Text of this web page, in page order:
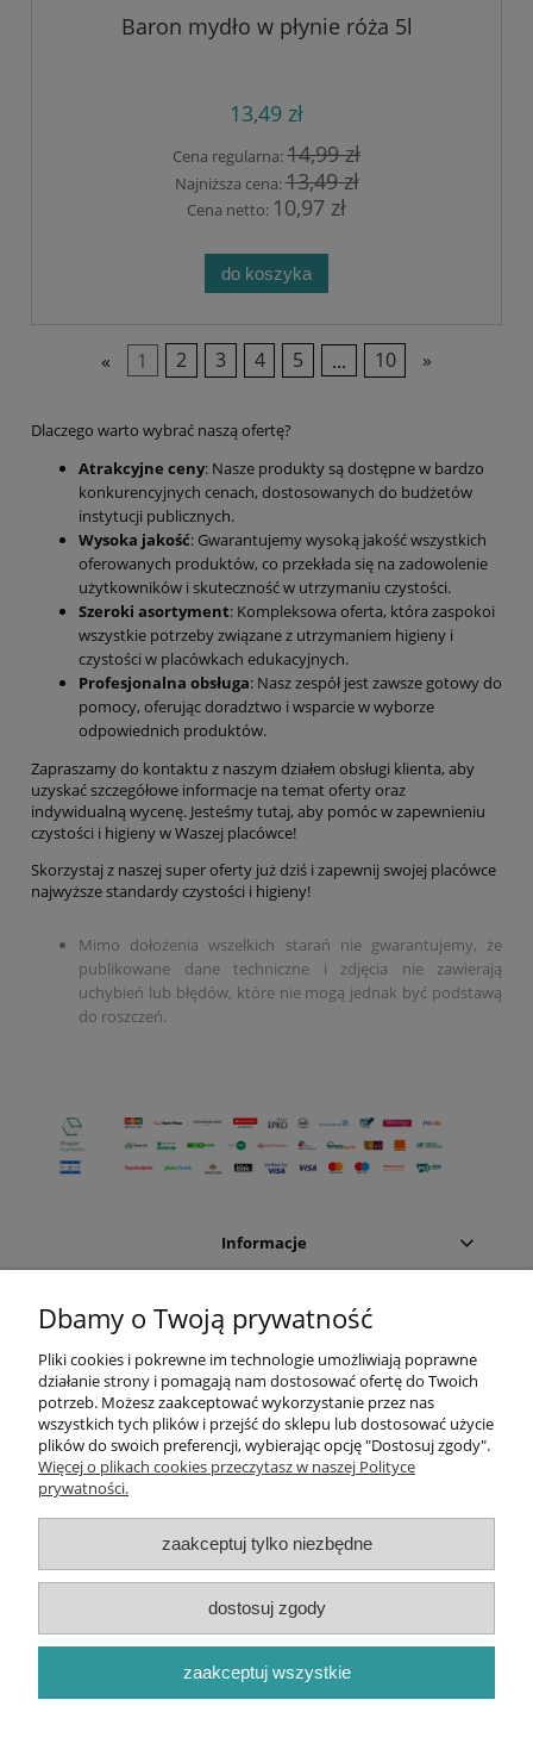
Baron mydło w płynie róża 5l
13,49 zł
Cena regularna:14,99 zł
Najniższa cena:13,49 zł
Cena netto: 10,97 zł
do koszyka
« 1 2 3 4 5 ... 10 »
Dlaczego warto wybrać naszą ofertę?
Atrakcyjne ceny: Nasze produkty są dostępne w bardzo
konkurencyjnych cenach, dostosowanych do budżetów
instytucji publicznych.
Wysoka jakość: Gwarantujemy wysoką jakość wszystkich
oferowanych produktów, co przekłada się na zadowolenie
użytkowników i skuteczność w utrzymaniu czystości.
Szeroki asortyment: Kompleksowa oferta, która zaspokoi
wszystkie potrzeby związane z utrzymaniem higieny i
czystości w placówkach edukacyjnych.
Profesjonalna obsługa: Nasz zespół jest zawsze gotowy do
pomocy, oferując doradztwo i wsparcie w wyborze
odpowiednich produktów.
Zapraszamy do kontaktu z naszym działem obsługi klienta, aby
uzyskać szczegółowe informacje na temat oferty oraz
indywidualną wycenę. Jesteśmy tutaj, aby pomóc w zapewnieniu
czystości i higieny w Waszej placówce!
Skorzystaj z naszej super oferty już dziś i zapewnij swojej placówce
najwyższe standardy czystości i higieny!
Mimo dołożenia wszelkich starań nie gwarantujemy, że
publikowane dane techniczne i zdjęcia nie zawierają
uchybień lub błędów, które nie mogą jednak być podstawą
do roszczeń.
Informacje
Sklep internetowy:
Dział handlowy
Dział handlowy:
Dane firmy:
Centrum Higieny Efekt Sp. z o.o. | Tadeusza Boya Żeleńskiego
108C | 40-750 Katowice | mBank 41 1140 2004 0000 3102 8005
8170
Dbamy o Twoją prywatność
Pliki cookies i pokrewne im technologie umożliwiają poprawne
działanie strony i pomagają nam dostosować ofertę do Twoich
potrzeb. Możesz zaakceptować wykorzystanie przez nas
wszystkich tych plików i przejść do sklepu lub dostosować użycie
plików do swoich preferencji, wybierając opcję "Dostosuj zgody".
Więcej o plikach cookies przeczytasz w naszej Polityce
prywatności.
zaakceptuj tylko niezbędne
dostosuj zgody
zaakceptuj wszystkie